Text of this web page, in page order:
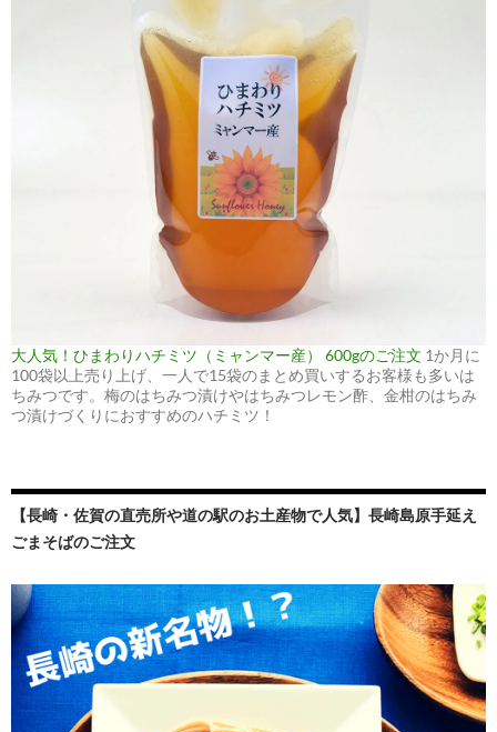
大人気！ひまわりハチミツ（ミャンマー産） 600gのご注文 1か月に
100袋以上売り上げ、一人で15袋のまとめ買いするお客様も多いは
ちみつです。梅のはちみつ漬けやはちみつレモン酢、金柑のはちみ
つ漬けづくりにおすすめのハチミツ！
【長崎・佐賀の直売所や道の駅のお土産物で人気】長崎島原手延え
ごまそばのご注文